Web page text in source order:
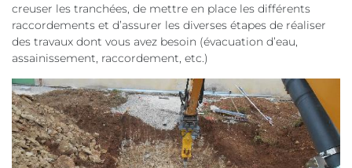
creuser les tranchées, de mettre en place les différents
raccordements et d’assurer les diverses étapes de réaliser
des travaux dont vous avez besoin (évacuation d’eau,
assainissement, raccordement, etc.)